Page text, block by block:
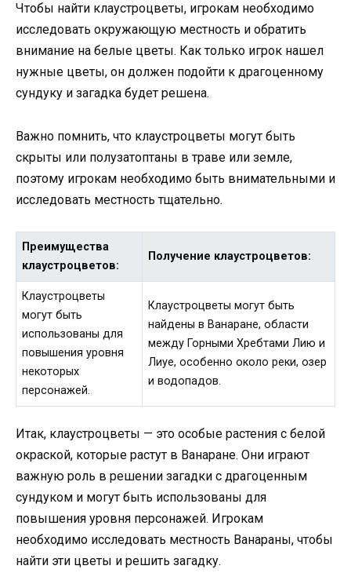
Чтобы найти клаустроцветы, игрокам необходимо
исследовать окружающую местность и обратить
внимание на белые цветы. Как только игрок нашел
нужные цветы, он должен подойти к драгоценному
сундуку и загадка будет решена.
Важно помнить, что клаустроцветы могут быть
скрыты или полузатоптаны в траве или земле,
поэтому игрокам необходимо быть внимательными и
исследовать местность тщательно.
Преимущества
клаустроцветов:
Получение клаустроцветов:
Клаустроцветы
могут быть
использованы для
повышения уровня
некоторых
персонажей.
Клаустроцветы могут быть
найдены в Ванаране, области
между Горными Хребтами Лию и
Лиуе, особенно около реки, озер
и водопадов.
Итак, клаустроцветы — это особые растения с белой
окраской, которые растут в Ванаране. Они играют
важную роль в решении загадки с драгоценным
сундуком и могут быть использованы для
повышения уровня персонажей. Игрокам
необходимо исследовать местность Ванараны, чтобы
найти эти цветы и решить загадку.